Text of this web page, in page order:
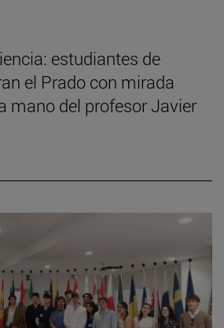
estudiantes de
el Prado con mirada
mano del profesor Javier